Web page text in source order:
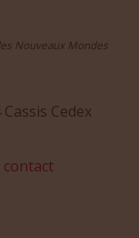
Nouveaux Mondes
Cedex
contact